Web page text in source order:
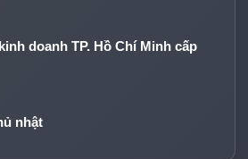
doanh TP. Hồ Chí Minh cấp
nhật